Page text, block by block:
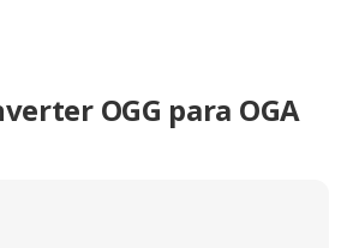
OGG para OGA